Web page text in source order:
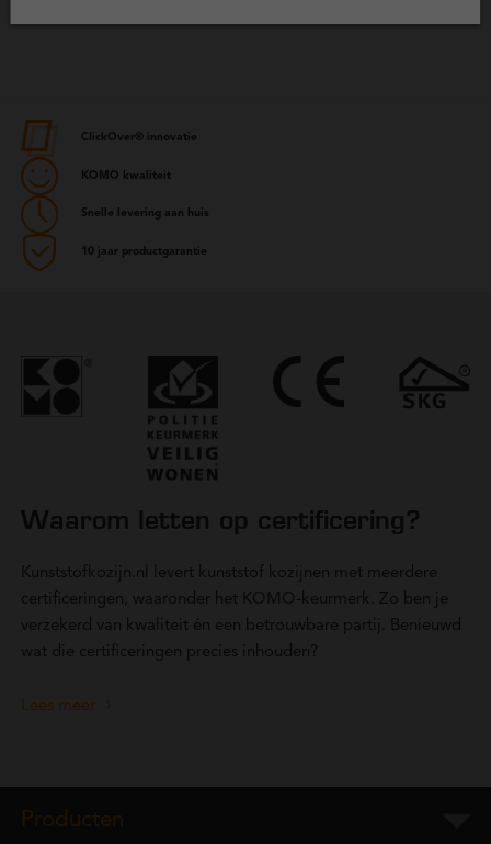
ClickOver® innovatie
KOMO kwaliteit
Snelle levering aan huis
10 jaar productgarantie
Waarom letten op certificering?
Kunststofkozijn.nl levert kunststof kozijnen met meerdere
certificeringen, waaronder het KOMO-keurmerk. Zo ben je
verzekerd van kwaliteit én een betrouwbare partij. Benieuwd
wat die certificeringen precies inhouden?
Lees meer
Producten